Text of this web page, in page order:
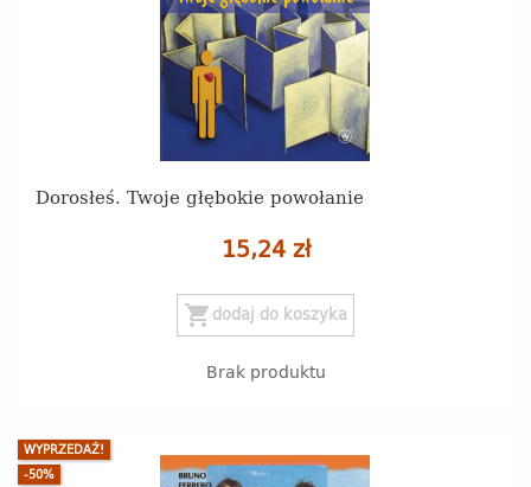
Dorosłeś. Twoje głębokie powołanie
15,24 zł
shopping_cart dodaj do koszyka
Brak produktu
WYPRZEDAŻ!
-50%